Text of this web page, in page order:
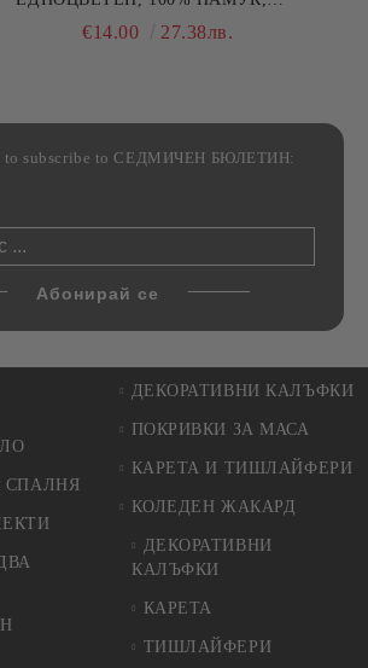
РАЗЛИЧНИ РАЗМЕРИ
€14.00 27.38лв.
to subscribe to СЕДМИЧЕН БЮЛЕТИН:
СПАЛНЯ
ДЕКОРАТИВНИ КАЛЪФКИ
ПОКРИВКИ ЗА МАСА
КАРЕТА И ТИШЛАЙФЕРИ
КОЛЕДЕН ЖАКАРД
ДЕКОРАТИВНИ
КАЛЪФКИ
КАРЕТА
ТИШЛАЙФЕРИ